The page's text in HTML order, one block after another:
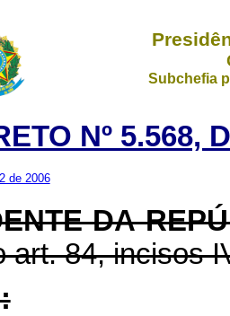
Subchefia
Nº 5.568,
de 2006
DA
art. 84, incisos